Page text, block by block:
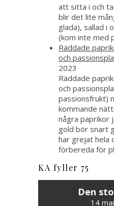
att sitta i och
blir det lite
glada), sallad i
(kom inte med
Räddade
och
2023
Räddade
och
passionsfrukt)
kommande
några paprikor
gold bör snart
har grejat hela
förbereda för
KA fyller 75
Den
14